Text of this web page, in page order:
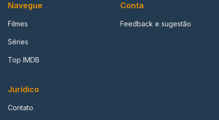
Navegue
Filmes
Séries
Top IMDB
Conta
Feedback e sugestão
Jurídico
Contato